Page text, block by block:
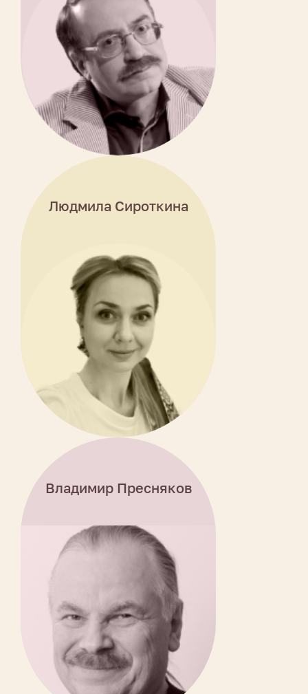
Людмила Сироткина
Владимир Пресняков